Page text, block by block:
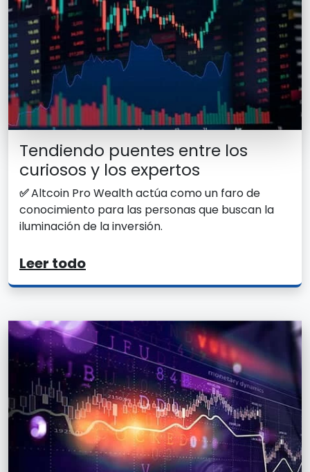
Tendiendo puentes entre los
curiosos y los expertos
✅Altcoin Pro Wealth actúa como un faro de
conocimiento para las personas que buscan la
iluminación de la inversión.
Leer todo